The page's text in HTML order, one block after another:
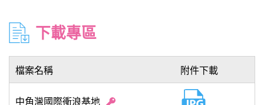
下載專區
檔案名稱 附件下載
中角灣國際衝浪基地